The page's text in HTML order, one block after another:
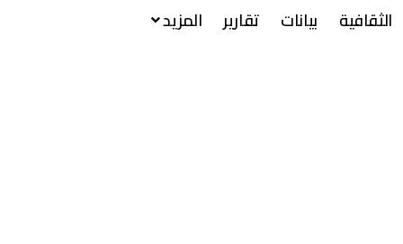
الثقافية
بيانات تقارير المزيد